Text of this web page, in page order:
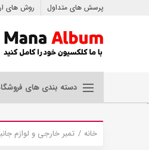
پرسش های متداول روش های
دسته بندی های
.
خانه تمبر خارجی و لوازم